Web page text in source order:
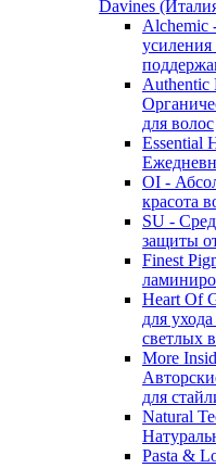
Davines
Alchemic
усиления
Authentic
для волос
Essential
OI -
красота
SU -
защиты
Finest
Heart Of
для
светлых
More
для
Natural
Pasta &